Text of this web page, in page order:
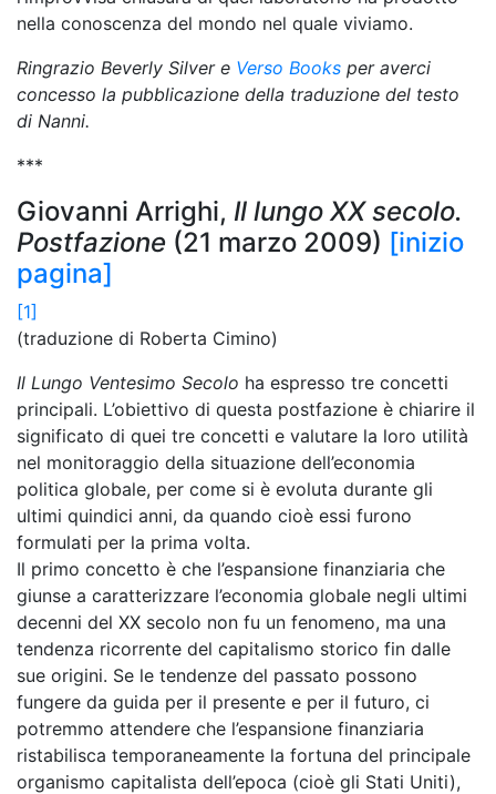
nella conoscenza del mondo nel quale viviamo.
Ringrazio Beverly Silver e Verso Books per averci
concesso la pubblicazione della traduzione del testo
di Nanni.
***
Giovanni Arrighi, Il lungo XX secolo.
Postfazione (21 marzo 2009) [inizio
pagina]
[1]
(traduzione di Roberta Cimino)
Il Lungo Ventesimo Secolo ha espresso tre concetti
principali. L’obiettivo di questa postfazione è chiarire il
significato di quei tre concetti e valutare la loro utilità
nel monitoraggio della situazione dell’economia
politica globale, per come si è evoluta durante gli
ultimi quindici anni, da quando cioè essi furono
formulati per la prima volta.
Il primo concetto è che l’espansione finanziaria che
giunse a caratterizzare l’economia globale negli ultimi
decenni del XX secolo non fu un fenomeno, ma una
tendenza ricorrente del capitalismo storico fin dalle
sue origini. Se le tendenze del passato possono
fungere da guida per il presente e per il futuro, ci
potremmo attendere che l’espansione finanziaria
ristabilisca temporaneamente la fortuna del principale
organismo capitalista dell’epoca (cioè gli Stati Uniti),